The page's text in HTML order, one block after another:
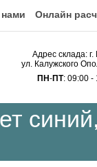
Онлайн
Адрес склада: г.
ул. Калужского
ПН-ПТ: 09:00 -